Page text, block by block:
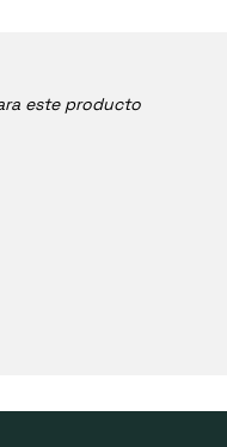
este producto